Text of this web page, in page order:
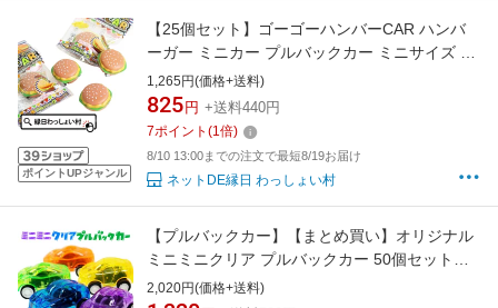
ポイントUPジャンル
【25個セット】ゴーゴーハンバーCAR ハンバ
ーガー ミニカー プルバックカー ミニサイズ プ
レゼント おもちゃ 祭りお祭り祭 縁日 屋台 景品
女の子 男の子 大量 ビンゴ大会 玩具 夜店 まと
め買い 冬休み 子供 子ども会 車 カー 小学校 小
1,265円(価格+送料)
825 円 +送料440円
7ポイント (1倍)
8/10 13:00までの注文で最短8/19お届け
ネットDE縁日 わっしょい村
【プルバックカー】【まとめ買い】オリジナル
ミニミニクリア プルバックカー 50個セット
(sy3950)
2,020円(価格+送料)